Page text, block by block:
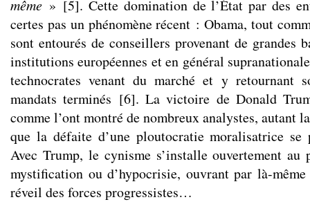
même » [5]. Cette domination de l’État par des
certes pas un phénomène récent : Obama, tout
sont entourés de conseillers provenant de grandes
institutions européennes et en général
technocrates venant du marché et y retournant
mandats terminés [6]. La victoire de Donald
comme l’ont montré de nombreux analystes, autant
que la défaite d’une ploutocratie moralisatrice se
Avec Trump, le cynisme s’installe ouvertement au
mystification ou d’hypocrisie, ouvrant par là-
réveil des forces progressistes…